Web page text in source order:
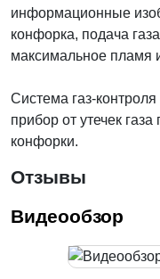
информационные
конфорка, подача
максимальное пламя
Система газ-
прибор от утечек
конфорки.
Отзывы
Видеообзор